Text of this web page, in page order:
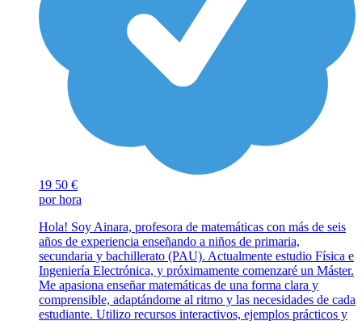
19 50 €
por hora
Hola! Soy Ainara, profesora de matemáticas con más de seis
años de experiencia enseñando a niños de primaria,
secundaria y bachillerato (PAU). Actualmente estudio Física e
Ingeniería Electrónica, y próximamente comenzaré un Máster.
Me apasiona enseñar matemáticas de una forma clara y
comprensible, adaptándome al ritmo y las necesidades de cada
estudiante. Utilizo recursos interactivos, ejemplos prácticos y